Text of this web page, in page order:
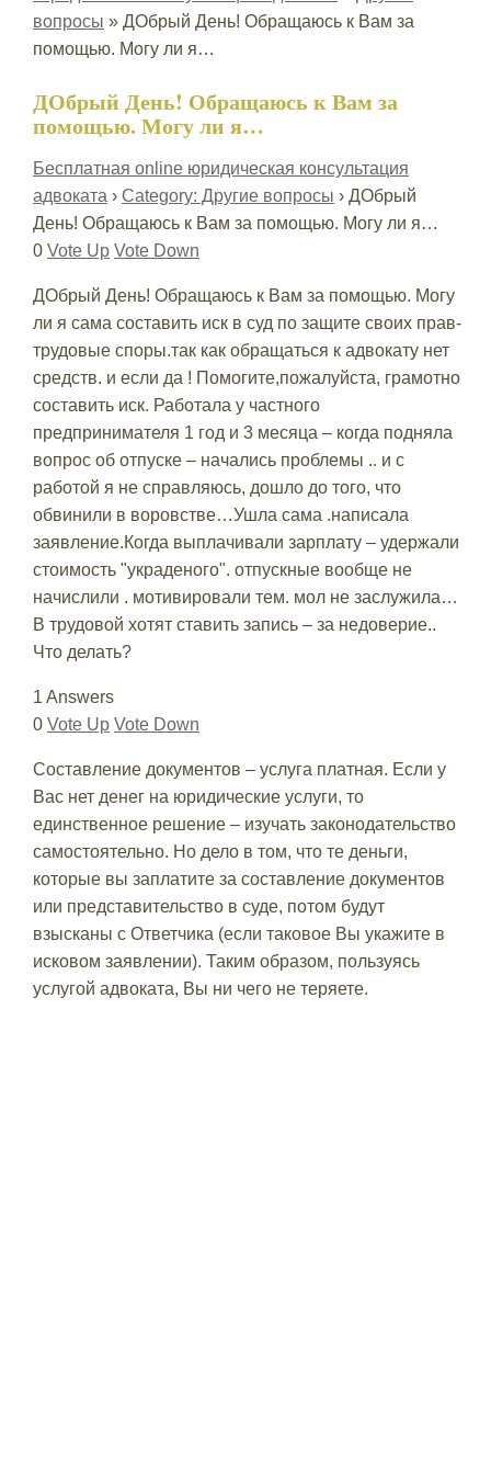
вопросы » ДОбрый День! Обращаюсь к Вам за
помощью. Могу ли я…
ДОбрый День! Обращаюсь к Вам за
помощью. Могу ли я…
Бесплатная online юридическая консультация
адвоката › Category: Другие вопросы › ДОбрый
День! Обращаюсь к Вам за помощью. Могу ли я…
0 Vote Up Vote Down
ДОбрый День! Обращаюсь к Вам за помощью. Могу
ли я сама составить иск в суд по защите своих прав-
трудовые споры.так как обращаться к адвокату нет
средств. и если да ! Помогите,пожалуйста, грамотно
составить иск. Работала у частного
предпринимателя 1 год и 3 месяца – когда подняла
вопрос об отпуске – начались проблемы .. и с
работой я не справляюсь, дошло до того, что
обвинили в воровстве…Ушла сама .написала
заявление.Когда выплачивали зарплату – удержали
стоимость "украденого". отпускные вообще не
начислили . мотивировали тем. мол не заслужила…
В трудовой хотят ставить запись – за недоверие..
Что делать?
1 Answers
0 Vote Up Vote Down
Составление документов – услуга платная. Если у
Вас нет денег на юридические услуги, то
единственное решение – изучать законодательство
самостоятельно. Но дело в том, что те деньги,
которые вы заплатите за составление документов
или представительство в суде, потом будут
взысканы с Ответчика (если таковое Вы укажите в
исковом заявлении). Таким образом, пользуясь
услугой адвоката, Вы ни чего не теряете.